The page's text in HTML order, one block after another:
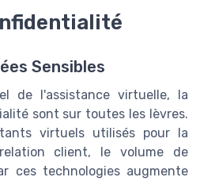
Sensibles
de l'assistance virtuelle, la
sont sur toutes les lèvres.
virtuels utilisés pour la
client, le volume de
ces technologies augmente